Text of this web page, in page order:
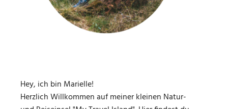
Hey, ich bin Marielle!
Herzlich Willkommen auf meiner kleinen Natur-